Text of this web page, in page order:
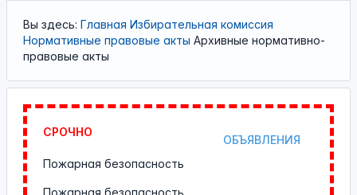
Вы здесь: Главная Избирательная комиссия
Нормативные правовые акты Архивные нормативно-
правовые акты
СРОЧНО
ОБЪЯВЛЕНИЯ
Пожарная безопасность
Пожарная безопасность